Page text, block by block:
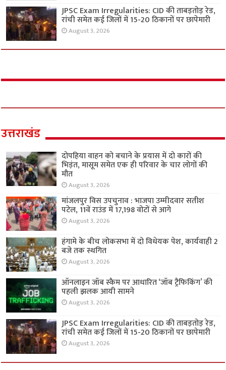
JPSC Exam Irregularities: CID की ताबड़तोड़ रेड,
रांची समेत कई जिलों में 15-20 ठिकानों पर छापेमारी
August 3, 2026
उत्तराखंड
दोपहिया वाहन को बचाने के प्रयास में दो कारों की
भिड़ंत, मासूम समेत एक ही परिवार के चार लोगों की
मौत
August 3, 2026
मांजलपुर विस उपचुनाव : भाजपा उम्मीदवार सतीश
पटेल, 11वें राउंड में 17,198 वोटों से आगे
August 3, 2026
हंगामे के बीच लोकसभा में दो विधेयक पेश, कार्यवाही 2
बजे तक स्थगित
August 3, 2026
ऑनलाइन जॉब स्कैम पर आधारित ‘जॉब ट्रैफिकिंग’ की
पहली झलक आयी सामने
August 3, 2026
JPSC Exam Irregularities: CID की ताबड़तोड़ रेड,
रांची समेत कई जिलों में 15-20 ठिकानों पर छापेमारी
August 3, 2026